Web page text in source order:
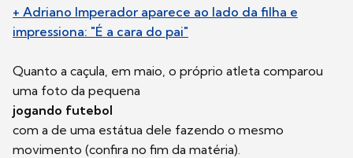
+ Adriano Imperador aparece ao lado da filha e
impressiona: "É a cara do pai"
Quanto a caçula, em maio, o próprio atleta comparou
uma foto da pequena
jogando futebol
com a de uma estátua dele fazendo o mesmo
movimento (confira no fim da matéria).